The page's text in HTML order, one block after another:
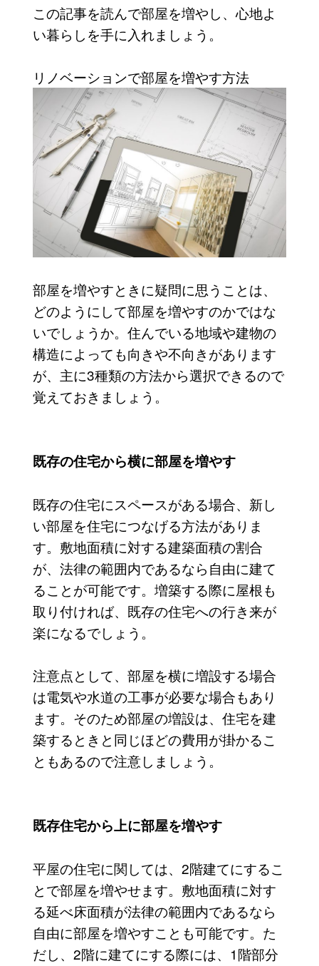
この記事を読んで部屋を増やし、心地よ
い暮らしを手に入れましょう。
リノベーションで部屋を増やす方法
部屋を増やすときに疑問に思うことは、
どのようにして部屋を増やすのかではな
いでしょうか。住んでいる地域や建物の
構造によっても向きや不向きがあります
が、主に3種類の方法から選択できるので
覚えておきましょう。
既存の住宅から横に部屋を増やす
既存の住宅にスペースがある場合、新し
い部屋を住宅につなげる方法がありま
す。敷地面積に対する建築面積の割合
が、法律の範囲内であるなら自由に建て
ることが可能です。増築する際に屋根も
取り付ければ、既存の住宅への行き来が
楽になるでしょう。
注意点として、部屋を横に増設する場合
は電気や水道の工事が必要な場合もあり
ます。そのため部屋の増設は、住宅を建
築するときと同じほどの費用が掛かるこ
ともあるので注意しましょう。
既存住宅から上に部屋を増やす
平屋の住宅に関しては、2階建てにするこ
とで部屋を増やせます。敷地面積に対す
る延べ床面積が法律の範囲内であるなら
自由に部屋を増やすことも可能です。た
だし、2階に建てにする際には、1階部分